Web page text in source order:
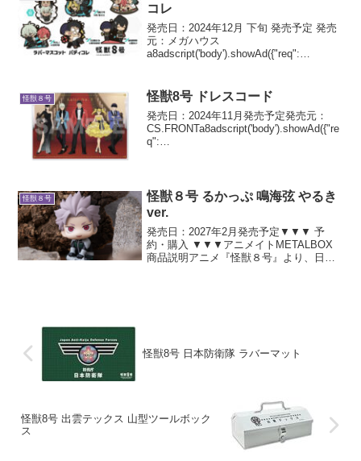
コレ
発売日：2024年12月 下旬 発売予定 発売
元：メガハウス
a8adscript('body').showAd({"req":
怪獣８号 怪獣8号 ドレスコード
発売日：2024年11月発売予定発売元：
CS.FRONTa8adscript('body').showAd({"re
q":
怪獣８号
怪獣８号 るかっぷ 鳴海弦 やるき
ver.
発売日：2027年2月発売予定▼▼▼ 予
約・購入 ▼▼▼アニメイトMETALBOX
商品説明アニメ『怪獣８号』より、日本
怪獣8号 日本防衛隊 ラバーマット
怪獣8号 出雲テックス 山型ツールボック
ス